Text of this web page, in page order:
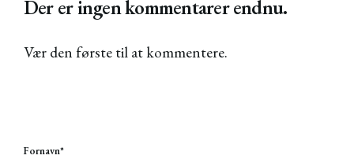
Der er ingen kommentarer endnu.
Vær den første til at kommentere.
Fornavn*